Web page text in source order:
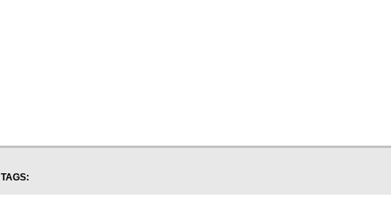
TAGS: